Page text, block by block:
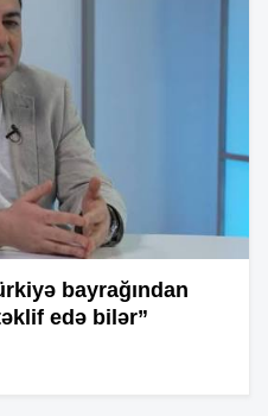
bayrağından
edə bilər”